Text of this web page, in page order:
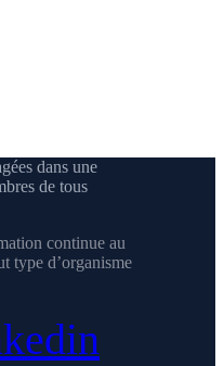
dans une
de tous
continue au
type d’organisme